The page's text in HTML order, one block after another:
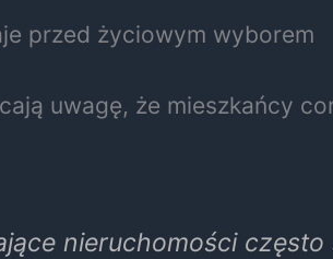
przed życiowym wyborem
uwagę, że mieszkańcy
nieruchomości